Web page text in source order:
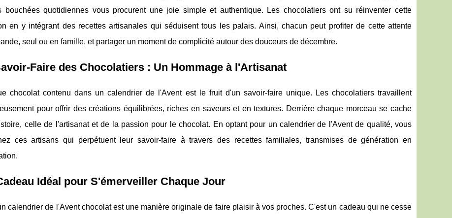
bouchées quotidiennes vous procurent une joie simple et authentique. Les chocolatiers ont su réinventer cette
en y intégrant des recettes artisanales qui séduisent tous les palais. Ainsi, chacun peut profiter de cette attente
seul ou en famille, et partager un moment de complicité autour des douceurs de décembre.
Faire des Chocolatiers : Un Hommage à l'Artisanat
chocolat contenu dans un calendrier de l'Avent est le fruit d'un savoir-faire unique. Les chocolatiers travaillent
pour offrir des créations équilibrées, riches en saveurs et en textures. Derrière chaque morceau se cache
celle de l'artisanat et de la passion pour le chocolat. En optant pour un calendrier de l'Avent de qualité, vous
ces artisans qui perpétuent leur savoir-faire à travers des recettes familiales, transmises de génération en
Idéal pour S'émerveiller Chaque Jour
calendrier de l'Avent chocolat est une manière originale de faire plaisir à vos proches. C'est un cadeau qui ne cesse